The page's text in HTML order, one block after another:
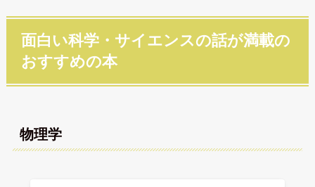
面白い科学・サイエンスの話が満載の
おすすめの本
物理学